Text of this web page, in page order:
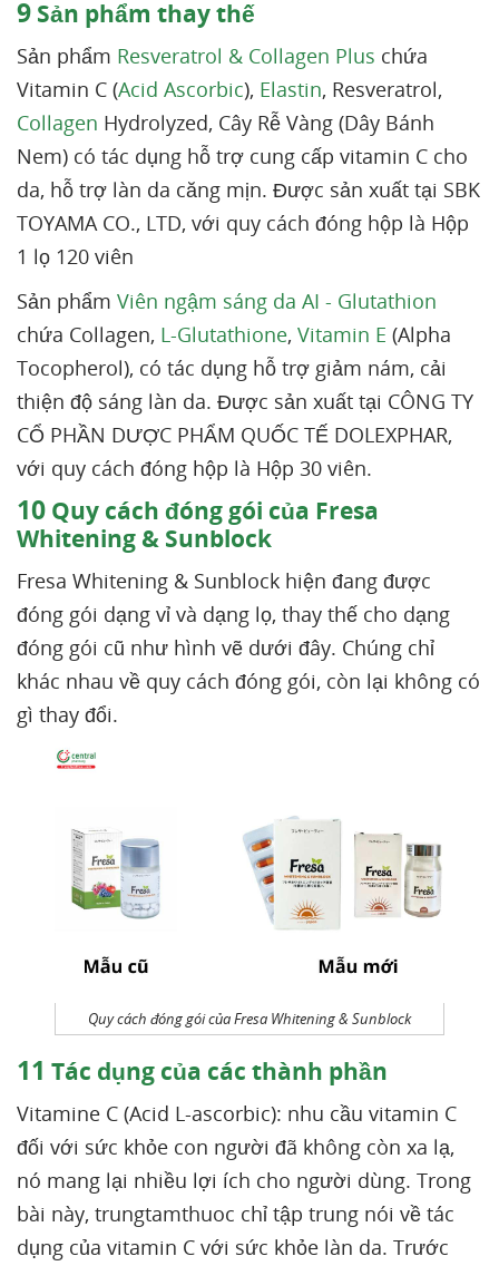
9 Sản phẩm thay thế
Sản phẩm Resveratrol & Collagen Plus chứa
Vitamin C (Acid Ascorbic), Elastin, Resveratrol,
Collagen Hydrolyzed, Cây Rễ Vàng (Dây Bánh
Nem) có tác dụng hỗ trợ cung cấp vitamin C cho
da, hỗ trợ làn da căng mịn. Được sản xuất tại SBK
TOYAMA CO., LTD, với quy cách đóng hộp là Hộp
1 lọ 120 viên
Sản phẩm Viên ngậm sáng da AI - Glutathion
chứa Collagen, L-Glutathione, Vitamin E (Alpha
Tocopherol), có tác dụng hỗ trợ giảm nám, cải
thiện độ sáng làn da. Được sản xuất tại CÔNG TY
CỔ PHẦN DƯỢC PHẨM QUỐC TẾ DOLEXPHAR,
với quy cách đóng hộp là Hộp 30 viên.
10 Quy cách đóng gói của Fresa
Whitening & Sunblock
Fresa Whitening & Sunblock hiện đang được
đóng gói dạng vỉ và dạng lọ, thay thế cho dạng
đóng gói cũ như hình vẽ dưới đây. Chúng chỉ
khác nhau về quy cách đóng gói, còn lại không có
gì thay đổi.
Quy cách đóng gói của Fresa Whitening & Sunblock
11 Tác dụng của các thành phần
Vitamine C (Acid L-ascorbic): nhu cầu vitamin C
đối với sức khỏe con người đã không còn xa lạ,
nó mang lại nhiều lợi ích cho người dùng. Trong
bài này, trungtamthuoc chỉ tập trung nói về tác
dụng của vitamin C với sức khỏe làn da. Trước